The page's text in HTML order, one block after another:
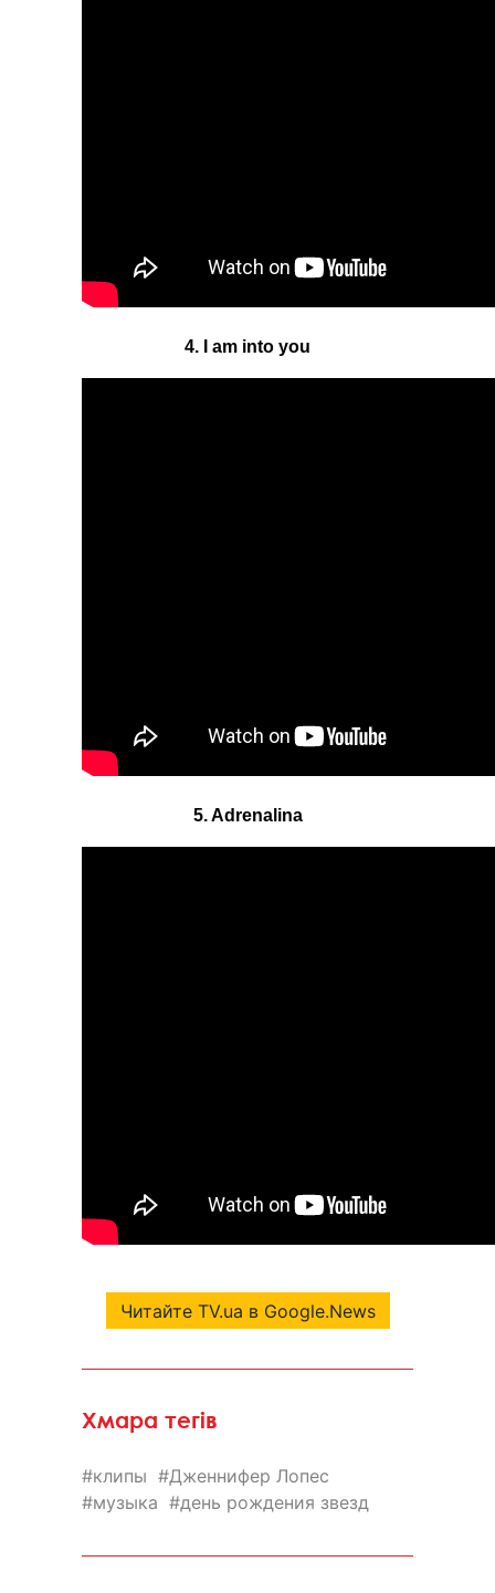
4. I am into you
5. Adrenalina
Читайте TV.ua в Google.News
Хмара тегів
клипы
Дженнифер Лопес
музыка
день рождения звезд